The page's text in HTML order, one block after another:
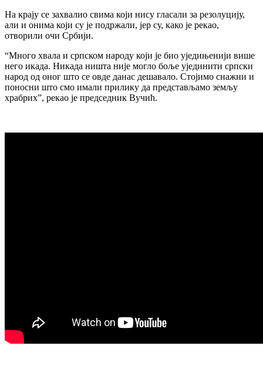
На крају се захвалио свима који нису гласали за резолуцију,
али и онима који су је подржали, јер су, како је рекао,
отворили очи Србији.
“Много хвала и српском народу који је био уједињенији више
него икада. Никада ништа није могло боље ујединити српски
народ од оног што се овде данас дешавало. Стојимо снажни и
поносни што смо имали прилику да представљамо земљу
храбрих”, рекао је председник Вучић.